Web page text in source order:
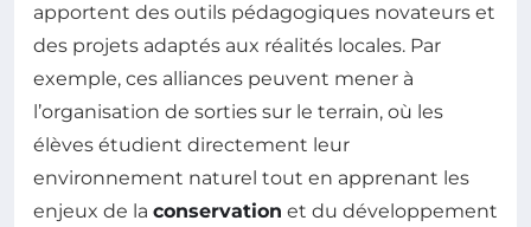
apportent des outils pédagogiques novateurs et
des projets adaptés aux réalités locales. Par
exemple, ces alliances peuvent mener à
l’organisation de sorties sur le terrain, où les
élèves étudient directement leur
environnement naturel tout en apprenant les
enjeux de la conservation et du développement